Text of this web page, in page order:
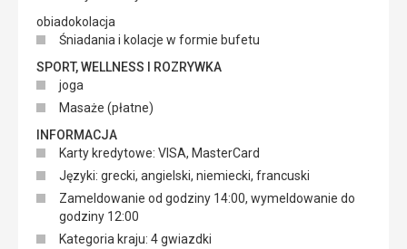
obiadokolacja
Śniadania i kolacje w formie bufetu
SPORT, WELLNESS I ROZRYWKA
joga
Masaże (płatne)
INFORMACJA
Karty kredytowe: VISA, MasterCard
Języki: grecki, angielski, niemiecki, francuski
Zameldowanie od godziny 14:00, wymeldowanie do
godziny 12:00
Kategoria kraju: 4 gwiazdki